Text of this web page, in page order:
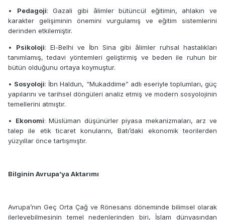
• Pedagoji: Gazali gibi âlimler bütüncül eğitimin, ahlakın ve
karakter gelişiminin önemini vurgulamış ve eğitim sistemlerini
derinden etkilemiştir.
• Psikoloji: El-Belhi ve İbn Sina gibi âlimler ruhsal hastalıkları
tanımlamış, tedavi yöntemleri geliştirmiş ve beden ile ruhun bir
bütün olduğunu ortaya koymuştur.
• Sosyoloji: İbn Haldun, “Mukaddime” adlı eseriyle toplumları, güç
yapılarını ve tarihsel döngüleri analiz etmiş ve modern sosyolojinin
temellerini atmıştır.
• Ekonomi: Müslüman düşünürler piyasa mekanizmaları, arz ve
talep ile etik ticaret konularını, Batı’daki ekonomik teorilerden
yüzyıllar önce tartışmıştır.
Bilginin Avrupa’ya Aktarımı
Avrupa’nın Geç Orta Çağ ve Rönesans döneminde bilimsel olarak
ilerleyebilmesinin temel nedenlerinden biri, İslam dünyasından